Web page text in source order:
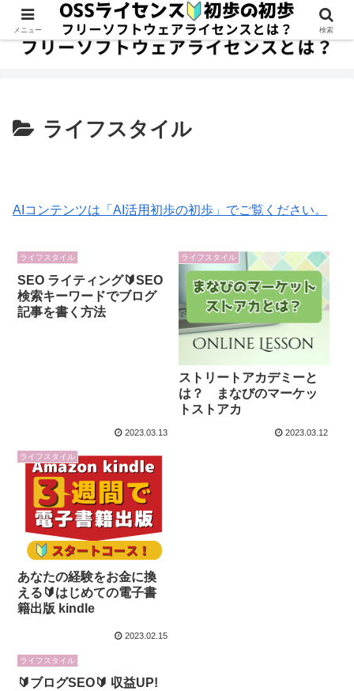
ライフスタイル
AIコンテンツは「AI活用初歩の初歩」でご覧ください。
ライフスタイル
SEO ライティング🔰SEO
検索キーワードでブログ
記事を書く方法
2023.03.13
ライフスタイル
ストリートアカデミーと
は？ まなびのマーケッ
トストアカ
2023.03.12
ライフスタイル
あなたの経験をお金に換
える🔰はじめての電子書
籍出版 kindle
2023.02.15
ライフスタイル
🔰ブログSEO🔰 収益UP!
メニュー 検索